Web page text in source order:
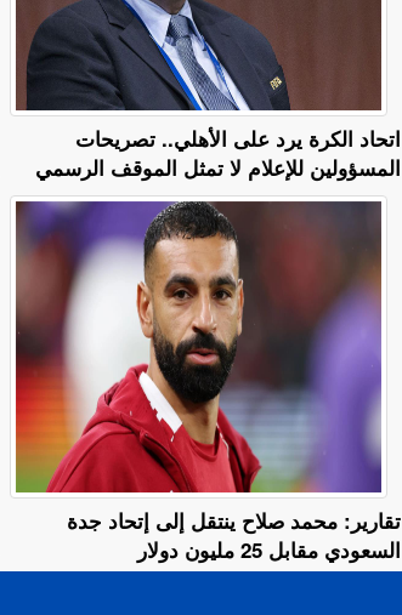
اتحاد الكرة يرد على الأهلي.. تصريحات
المسؤولين للإعلام لا تمثل الموقف الرسمي
تقارير: محمد صلاح ينتقل إلى إتحاد جدة
السعودي مقابل 25 مليون دولار